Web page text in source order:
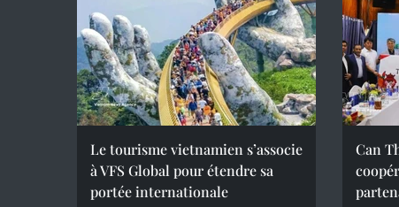
Le tourisme vietnamien s’associe
à VFS Global pour étendre sa
portée internationale
Can